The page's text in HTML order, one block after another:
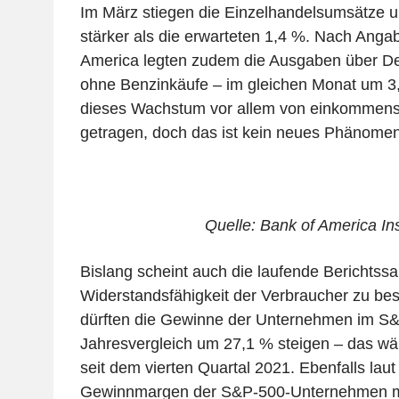
Im März stiegen die Einzelhandelsumsätze
stärker als die erwarteten 1,4 %. Nach
America legten zudem die Ausgaben über
ohne Benzinkäufe – im gleichen Monat um
dieses Wachstum vor allem von
getragen, doch das ist kein neues
Quelle: Bank of America
Bislang scheint auch die laufende
Widerstandsfähigkeit der Verbraucher zu
dürften die Gewinne der Unternehmen im
Jahresvergleich um 27,1 % steigen – das
seit dem vierten Quartal 2021. Ebenfalls laut
Gewinnmargen der S&P-500-Unternehmen